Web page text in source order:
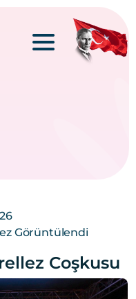
Görüntülendi
Coşkusu